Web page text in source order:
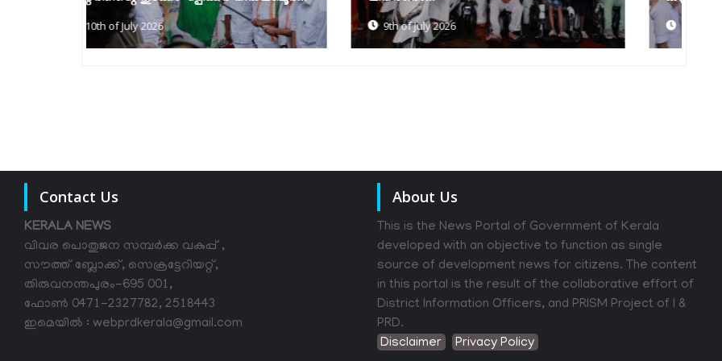
9th of July 2026
6th of July 2026
Contact Us
KERALA NEWS
വിവര പൊതുജന സമ്പര്‍ക്ക വകുപ്പ് ,
സൗത്ത് ബ്ലോക്ക്, സെക്രട്ടേറിയറ്റ്,
തിരുവനന്തപുരം-695 001,
ഫോൺ 0471-2327782, 2518443
ഇമെയിൽ : webprdkerala@gmail.com
About Us
This is the News Portal of Government of Kerala
developed with an objective to function as single
source of development news for citizens. The content
in this portal is the result of the collaborative effort of
District Information Officers, and PRISM Project of I &
PRD.
Disclaimer
Privacy Policy